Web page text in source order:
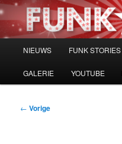
Spring
naar
NIEUWS FUNK STORIES
GALERIE YOUTUBE
Bericht
← Vorige